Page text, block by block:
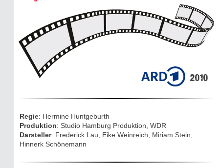
Mythen, Märchen & Legenden (2025)
Drehorte & Tatorte
Eifelkrimi: Keine Gutenachtgeschichte
2010
Regie: Hermine Huntgeburth
Produktion: Studio Hamburg Produktion, WDR
Darsteller: Frederick Lau, Eike Weinreich, Miriam Stein,
Hinnerk Schönemann